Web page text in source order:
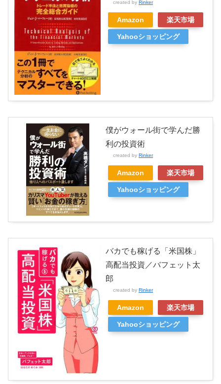
created by Rinker
Amazon 楽天市場
Yahooショッピング
僕がウォール街で学んだ勝
利の投資術
created by Rinker
Amazon 楽天市場
Yahooショッピング
バカでも稼げる「米国株」
高配当投資／バフェット太
郎
created by Rinker
Amazon 楽天市場
Yahooショッピング